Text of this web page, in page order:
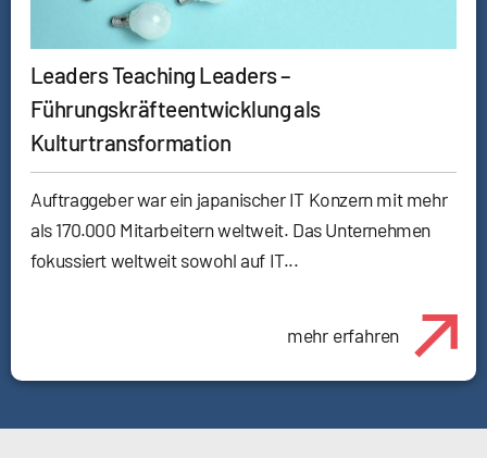
Leaders Teaching Leaders –
Führungskräfteentwicklung als
Kulturtransformation
Auftraggeber war ein japanischer IT Konzern mit mehr
als 170.000 Mitarbeitern weltweit. Das Unternehmen
fokussiert weltweit sowohl auf IT...
mehr erfahren